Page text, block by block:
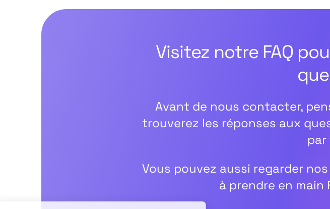
Visitez notre FAQ
Avant de nous contacter,
trouverez les réponses aux
Vous pouvez aussi regarder nos
à prendre en main